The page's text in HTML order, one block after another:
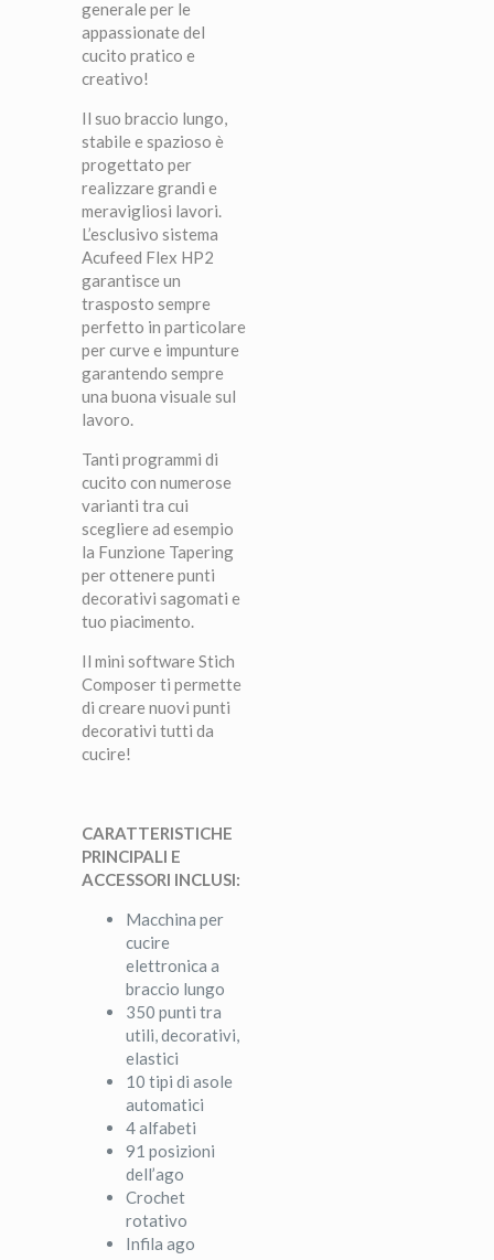
generale per le
appassionate del
cucito pratico e
creativo!
Il suo braccio lungo,
stabile e spazioso è
progettato per
realizzare grandi e
meravigliosi lavori.
L’esclusivo sistema
Acufeed Flex HP2
garantisce un
trasposto sempre
perfetto in particolare
per curve e impunture
garantendo sempre
una buona visuale sul
lavoro.
Tanti programmi di
cucito con numerose
varianti tra cui
scegliere ad esempio
la Funzione Tapering
per ottenere punti
decorativi sagomati e
tuo piacimento.
Il mini software Stich
Composer ti permette
di creare nuovi punti
decorativi tutti da
cucire!
CARATTERISTICHE
PRINCIPALI E
ACCESSORI INCLUSI:
Macchina per
cucire
elettronica a
braccio lungo
350 punti tra
utili, decorativi,
elastici
10 tipi di asole
automatici
4 alfabeti
91 posizioni
dell’ago
Crochet
rotativo
Infila ago